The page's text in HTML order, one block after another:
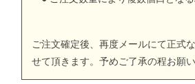
ご注文確定後、再度メールにて正式
せて頂きます。予めご了承の程お願い